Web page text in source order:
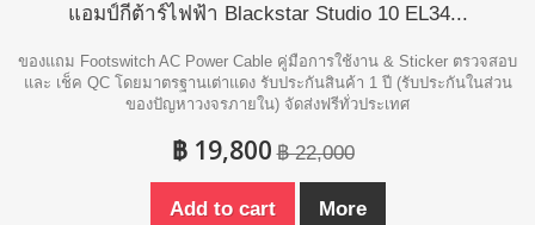
แอมป์กีต้าร์ไฟฟ้า Blackstar Studio 10 EL34...
ของแถม Footswitch AC Power Cable คู่มือการใช้งาน & Sticker ตรวจสอบ
และ เช็ค QC โดยมาตรฐานเต่าแดง รับประกันสินค้า 1 ปี (รับประกันในส่วน
ของปัญหาวงจรภายใน) จัดส่งฟรีทั่วประเทศ
฿ 19,800 ฿ 22,000
Add to cart More